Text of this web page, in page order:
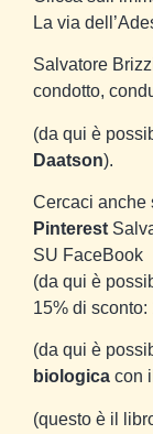
La via
Salvatore
condotto,
(da qui è
Daatson).
Cercaci anche
Pinterest
SU FaceBook
(da qui è
15% di
(da qui è
biologica con
(questo è il